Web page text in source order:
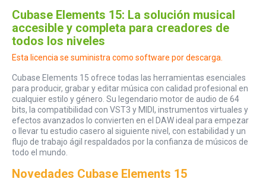
Cubase Elements 15: La solución musical
accesible y completa para creadores de
todos los niveles
Esta licencia se suministra como software por descarga.
Cubase Elements 15 ofrece todas las herramientas esenciales
para producir, grabar y editar música con calidad profesional en
cualquier estilo y género. Su legendario motor de audio de 64
bits, la compatibilidad con VST3 y MIDI, instrumentos virtuales y
efectos avanzados lo convierten en el DAW ideal para empezar
o llevar tu estudio casero al siguiente nivel, con estabilidad y un
flujo de trabajo ágil respaldados por la confianza de músicos de
todo el mundo.
Novedades Cubase Elements 15